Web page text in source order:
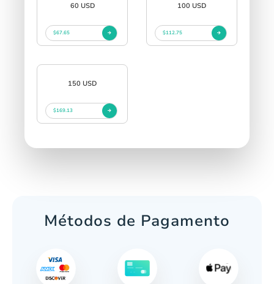
60 USD
$67.65
100 USD
$112.75
150 USD
$169.13
Métodos de Pagamento